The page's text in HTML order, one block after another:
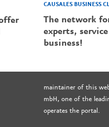
CAUSALES BUSINESS
The network
experts,
business!
maintainer of this
mbH, one of the
operates the portal.